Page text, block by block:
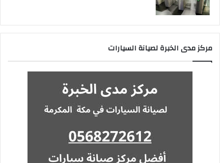
مركز مدى الخبرة لصيانة السيارات